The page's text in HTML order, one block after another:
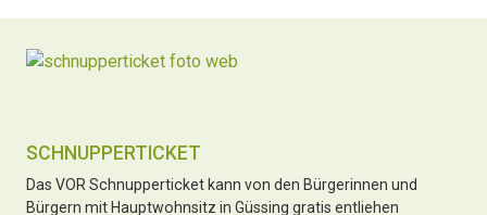
SCHNUPPERTICKET
Das VOR Schnupperticket kann von den Bürgerinnen und
Bürgern mit Hauptwohnsitz in Güssing gratis entliehen